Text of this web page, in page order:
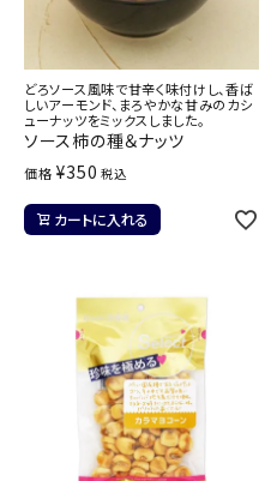
どろソース風味で甘辛く味付けし、香ば
しいアーモンド、まろやかな甘みのカシ
ューナッツをミックスしました。
ソース柿の種＆ナッツ
価格 ¥350 税込
カートに入れる